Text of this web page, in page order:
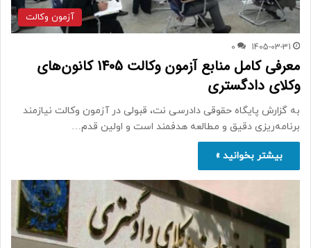
آزمون وکالت
1405-03-31
0
معرفی کامل منابع آزمون وکالت 1405 کانون‌های
وکلای دادگستری
به گزارش پایگاه حقوقی دادرسی نت، قبولی در آزمون وکالت نیازمند
برنامه‌ریزی دقیق و مطالعه هدفمند است و اولین قدم…
بیشتر بخوانید »